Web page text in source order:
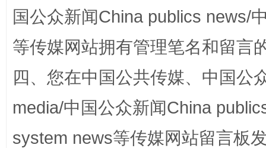
国公众新闻China publics news/
等传媒网站拥有管理笔名和留言
四、您在中国公共传媒、中国公
media/中国公众新闻China
system news等传媒网站留言板